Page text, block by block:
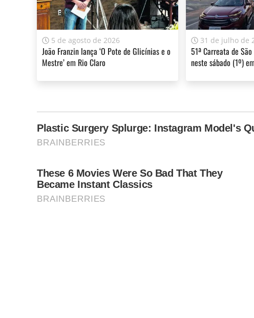
Tags:FELIPENETO,POLÍTICA,RODAVIVA
A sua assinatura é fundamental para continuarmos a
do Jornal Cidade. Clique aqui.
5 de agosto de 2026
João Franzin lança ‘O Pote de Glicínias e o
Mestre’ em Rio Claro
31 de julho de
51ª Carreata de
neste sábado (1º)